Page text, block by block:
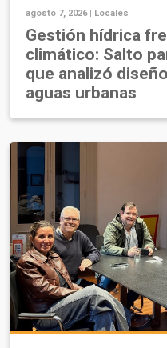
agosto 7, 2026 | Locales
Gestión hídrica
climático: Salto
que analizó
aguas urbanas